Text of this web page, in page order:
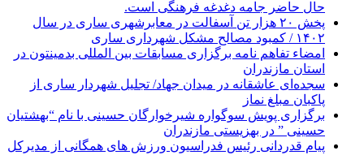
حال حاضر جامه دغدغه فرهنگی است.
پخش ۲۰ هزار تن آسفالت در معابرشهری ساری در سال
۱۴۰۲ / کمبود مصالح مشکل شهرداری ساری
امضاء تفاهم نامه برگزاری مسابقات بین المللی بدمینتون در
استان مازندران
سجده‌ای عاشقانه در میدان جهاد/ تجلیل شهردار ساری از
پاکبان مبلغ نماز
برگزاری پویش سوگواره شیرخوارگان حسینی با نام “بهشتیان
حسینی ” در بهزیستی مازندران
پیام قدردانی رئیس فدراسیون ورزش های همگانی از مدیرکل